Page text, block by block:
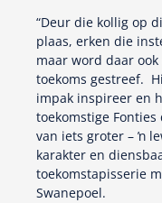
“Deur die kollig op
plaas, erken die
maar word daar
toekoms gestreef.
impak inspireer en
toekomstige
van iets groter – ŉ
karakter en
toekomstapisserie
Swanepoel.